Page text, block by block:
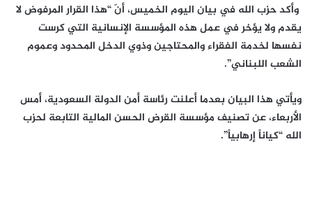
‏ وأكد حزب الله في بيان اليوم الخميس، أنّ “هذا القرار المرفوض لا
يقدم ولا يؤخر في عمل هذه ‏المؤسسة الإنسانية التي كرست
نفسها لخدمة الفقراء والمحتاجين وذوي ‏الدخل المحدود وعموم
الشعب اللبناني”.‏
ويأتي هذا البيان بعدما أعلنت رئاسة أمن الدولة السعودية، أمس
الأربعاء، عن تصنيف مؤسسة القرض الحسن المالية التابعة لحزب
الله “كياناً إرهابياً”.